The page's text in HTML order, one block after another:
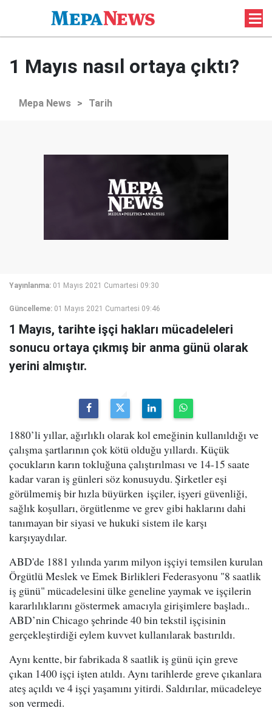
1 Mayıs nasıl ortaya çıktı?
Mepa News > Tarih
Yayınlanma: 01 Mayıs 2021 Cumartesi 09:30
Güncelleme: 01 Mayıs 2021 Cumartesi 09:46
1 Mayıs, tarihte işçi hakları mücadeleleri
sonucu ortaya çıkmış bir anma günü olarak
yerini almıştır.
1880’li yıllar, ağırlıklı olarak kol emeğinin kullanıldığı ve
çalışma şartlarının çok kötü olduğu yıllardı. Küçük
çocukların karın tokluğuna çalıştırılması ve 14-15 saate
kadar varan iş günleri söz konusuydu. Şirketler eşi
görülmemiş bir hızla büyürken işçiler, işyeri güvenliği,
sağlık koşulları, örgütlenme ve grev gibi haklarını dahi
tanımayan bir siyasi ve hukuki sistem ile karşı
karşıyaydılar.
ABD'de 1881 yılında yarım milyon işçiyi temsilen kurulan
Örgütlü Meslek ve Emek Birlikleri Federasyonu "8 saatlik
iş günü" mücadelesini ülke geneline yaymak ve işçilerin
kararlılıklarını göstermek amacıyla girişimlere başladı..
ABD’nin Chicago şehrinde 40 bin tekstil işçisinin
gerçekleştirdiği eylem kuvvet kullanılarak bastırıldı.
Aynı kentte, bir fabrikada 8 saatlik iş günü için greve
çıkan 1400 işçi işten atıldı. Aynı tarihlerde greve çıkanlara
ateş açıldı ve 4 işçi yaşamını yitirdi. Saldırılar, mücadeleye
son vermedi.